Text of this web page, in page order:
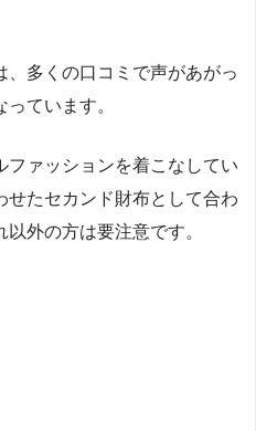
、多くの口コミで声があがっ
ています。
ァッションを着こなしてい
せたセカンド財布として合わ
外の方は要注意です。